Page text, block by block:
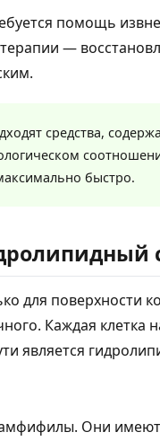
помощь
—
средства,
быстро.
для поверхности
Каждая клетка
является
Они